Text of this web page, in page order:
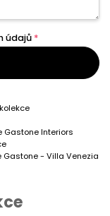
údajů *
Gastone Interiors
Gastone - Villa Venezia